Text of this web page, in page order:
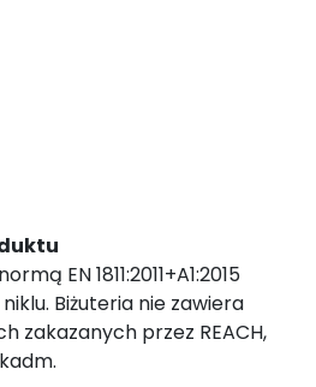
EN 1811:2011+A1:2015
Biżuteria nie zawiera
zakazanych przez REACH,